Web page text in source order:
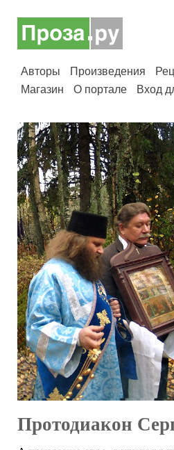
Авторы Произведения
Магазин
О портале Вход
Протодиакон